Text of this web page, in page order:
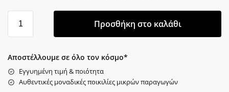
Προσθήκη στο καλάθι
Αποστέλλουμε σε όλο τον κόσμο*
Εγγυημένη τιμή & ποιότητα
Αυθεντικές μοναδικές ποικιλίες μικρών παραγωγών